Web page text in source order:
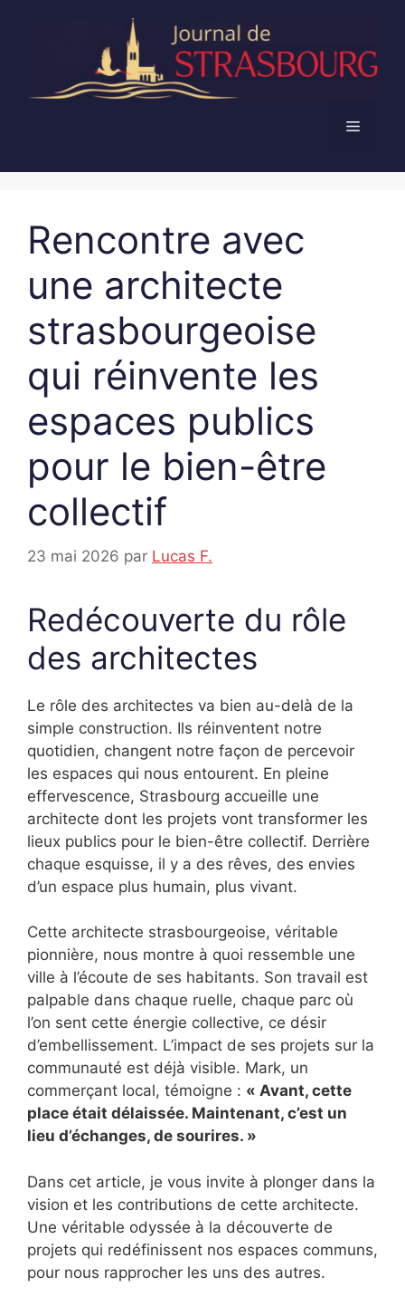
Menu
Rencontre avec
une architecte
strasbourgeoise
qui réinvente les
espaces publics
pour le bien-être
collectif
23 mai 2026 par Lucas F.
Redécouverte du rôle
des architectes
Le rôle des architectes va bien au-delà de la
simple construction. Ils réinventent notre
quotidien, changent notre façon de percevoir
les espaces qui nous entourent. En pleine
effervescence, Strasbourg accueille une
architecte dont les projets vont transformer les
lieux publics pour le bien-être collectif. Derrière
chaque esquisse, il y a des rêves, des envies
d’un espace plus humain, plus vivant.
Cette architecte strasbourgeoise, véritable
pionnière, nous montre à quoi ressemble une
ville à l’écoute de ses habitants. Son travail est
palpable dans chaque ruelle, chaque parc où
l’on sent cette énergie collective, ce désir
d’embellissement. L’impact de ses projets sur la
communauté est déjà visible. Mark, un
commerçant local, témoigne : « Avant, cette
place était délaissée. Maintenant, c’est un
lieu d’échanges, de sourires. »
Dans cet article, je vous invite à plonger dans la
vision et les contributions de cette architecte.
Une véritable odyssée à la découverte de
projets qui redéfinissent nos espaces communs,
pour nous rapprocher les uns des autres.